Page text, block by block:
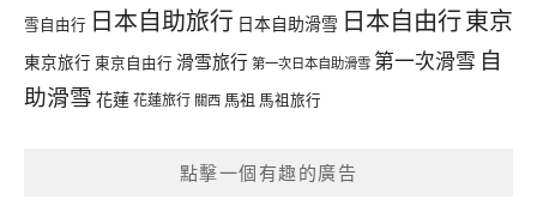
雪自由行 日本自助旅行 日本自助滑雪 日本自由行東京
東京旅行 東京自由行 滑雪旅行 第一次日本自助滑雪 第一次滑雪 自
助滑雪 花蓮花蓮旅行 關西 馬祖 馬祖旅行
點擊一個有趣的廣告